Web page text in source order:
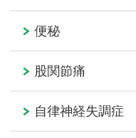
便秘
股関節痛
自律神経失調症